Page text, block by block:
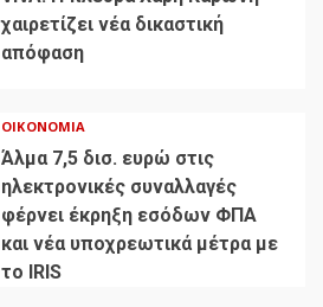
χαιρετίζει νέα δικαστική
απόφαση
ΟΙΚΟΝΟΜΊΑ
Άλμα 7,5 δισ. ευρώ στις
ηλεκτρονικές συναλλαγές
φέρνει έκρηξη εσόδων ΦΠΑ
και νέα υποχρεωτικά μέτρα με
το IRIS